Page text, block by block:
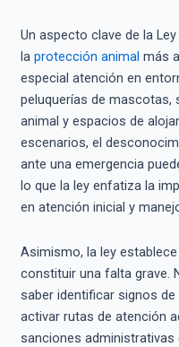
Un aspecto clave de la
la protección animal más
especial atención en
peluquerías de mascotas,
animal y espacios de
escenarios, el
ante una emergencia
lo que la ley enfatiza la
en atención inicial y
Asimismo, la ley
constituir una falta grave.
saber identificar signos
activar rutas de atención
sanciones administrativas